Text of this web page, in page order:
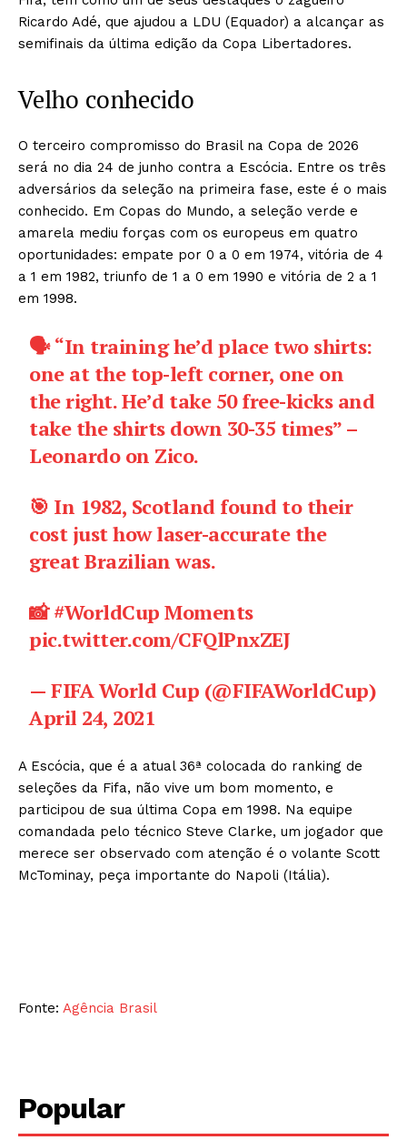
Ricardo Adé, que ajudou a LDU (Equador) a alcançar as
semifinais da última edição da Copa Libertadores.
Velho conhecido
O terceiro compromisso do Brasil na Copa de 2026
será no dia 24 de junho contra a Escócia. Entre os três
adversários da seleção na primeira fase, este é o mais
conhecido. Em Copas do Mundo, a seleção verde e
amarela mediu forças com os europeus em quatro
oportunidades: empate por 0 a 0 em 1974, vitória de 4
a 1 em 1982, triunfo de 1 a 0 em 1990 e vitória de 2 a 1
em 1998.
🗣️ “In training he’d place two shirts:
one at the top-left corner, one on
the right. He’d take 50 free-kicks and
take the shirts down 30-35 times” –
Leonardo on Zico.
🎯 In 1982, Scotland found to their
cost just how laser-accurate the
great Brazilian was.
📸#WorldCup Moments
pic.twitter.com/CFQlPnxZEJ
— FIFA World Cup (@FIFAWorldCup)
April 24, 2021
A Escócia, que é a atual 36ª colocada do ranking de
seleções da Fifa, não vive um bom momento, e
participou de sua última Copa em 1998. Na equipe
comandada pelo técnico Steve Clarke, um jogador que
merece ser observado com atenção é o volante Scott
McTominay, peça importante do Napoli (Itália).
Fonte: Agência Brasil
Popular